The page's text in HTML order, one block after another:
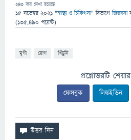
243 বার দেখা হয়েছে
15 নভেম্বর 2021 "স্বাস্থ্য ও চিকিৎসা" বিভাগে জিজ্ঞাসা
(135,490 পয়েন্ট)
মৃগী রোগ খিঁচুনি
প্রশ্নোত্তরটি
ফেসবুক লিঙ্কইডিন